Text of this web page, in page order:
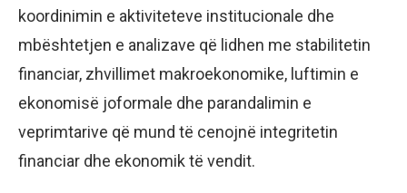
koordinimin e aktiviteteve institucionale dhe
mbështetjen e analizave që lidhen me stabilitetin
financiar, zhvillimet makroekonomike, luftimin e
ekonomisë joformale dhe parandalimin e
veprimtarive që mund të cenojnë integritetin
financiar dhe ekonomik të vendit.